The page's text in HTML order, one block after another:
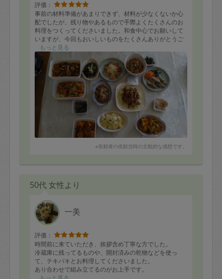
評価：
事前の材料準備があまりできず、材料が少なくないか心
配でしたが、残り物やあるもので手際よくたくさんのお
料理をつくってくださいました。和食中心でお願いして
いますが、今回もおいしいものをたくさんありがとうご
ざいます！次回も楽しみにしています。
もっと見る
※依頼者の依頼当時の主観的な感想です。
50代 女性より
一美
評価：
時間前に来ていただき、挨拶含め丁寧な方でした。
冷蔵庫に残ってるものや、開封済みの乾物などを使っ
て、テキパキとお料理してくださいました。
あり合わせで組み立てるのがお上手です。